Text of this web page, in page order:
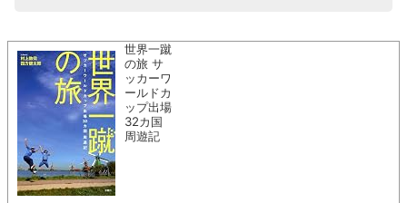
世界一蹴
の旅 サ
ッカーワ
ールドカ
ップ出場
32カ国
周遊記